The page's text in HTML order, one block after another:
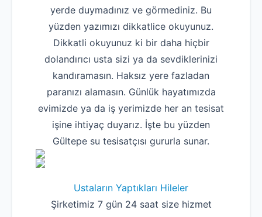
yerde duymadınız ve görmediniz. Bu
yüzden yazımızı dikkatlice okuyunuz.
Dikkatli okuyunuz ki bir daha hiçbir
dolandırıcı usta sizi ya da sevdiklerinizi
kandıramasın. Haksız yere fazladan
paranızı alamasın. Günlük hayatımızda
evimizde ya da iş yerimizde her an tesisat
işine ihtiyaç duyarız. İşte bu yüzden
Gültepe su tesisatçısı gururla sunar.
Ustaların Yaptıkları Hileler
Şirketimiz 7 gün 24 saat size hizmet